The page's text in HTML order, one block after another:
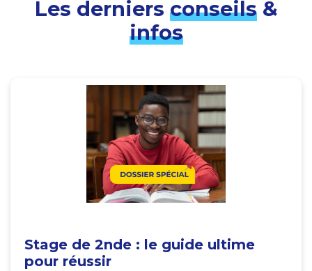
Les derniers conseils&
infos
Stage de 2nde : le guide ultime
pour réussir